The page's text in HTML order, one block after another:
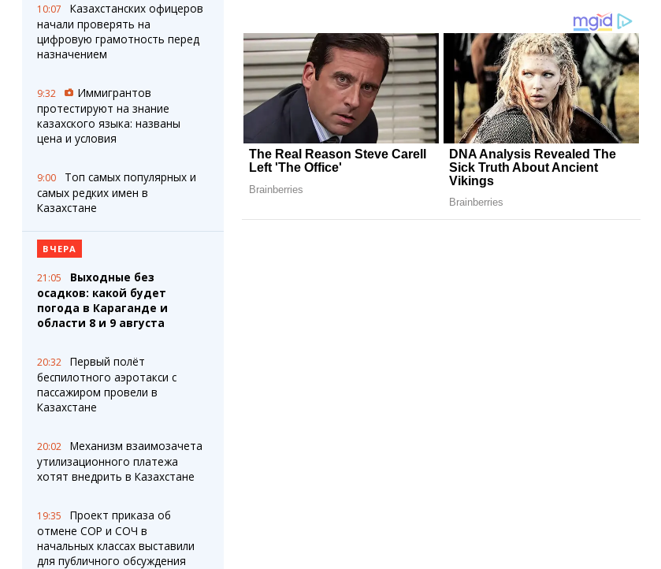
10:07
Казахстанских офицеров
начали проверять на
цифровую грамотность перед
назначением
9:32
Иммигрантов
протестируют на знание
казахского языка: названы
цена и условия
9:00
Топ самых популярных и
самых редких имен в
Казахстане
ВЧЕРА
21:05
Выходные без
осадков: какой будет
погода в Караганде и
области 8 и 9 августа
20:32
Первый полёт
беспилотного аэротакси с
пассажиром провели в
Казахстане
20:02
Механизм взаимозачета
утилизационного платежа
хотят внедрить в Казахстане
19:35
Проект приказа об
отмене СОР и СОЧ в
начальных классах выставили
для публичного обсуждения